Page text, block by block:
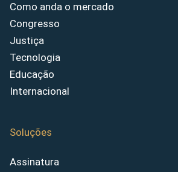
Como anda o mercado
Congresso
Justiça
Tecnologia
Educação
Internacional
Soluções
Assinatura